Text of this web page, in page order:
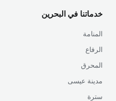
خدماتنا في البحرين
المنامة
الرفاع
المحرق
مدينة عيسى
سترة